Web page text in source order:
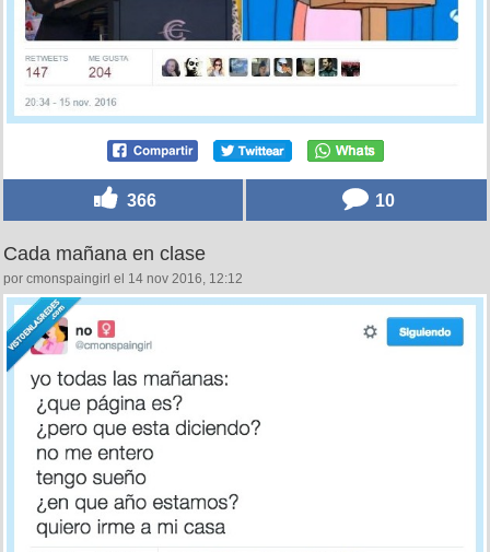
366 10
Cada mañana en clase
por cmonspaingirl el 14 nov 2016, 12:12